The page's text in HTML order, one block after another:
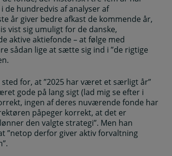
de hundredvis af analyser af
år giver bedre afkast de kommende år,
vist sig umuligt for de danske,
aktive aktiefonde – at følge med
sådan lige at sætte sig ind i ”de rigtige
for, at ”2025 har været et særligt år”
gode på lang sigt (lad mig se efter i
ingen af deres nuværende fonde har
påpeger korrekt, at det er
den valgte strategi”. Men han
”netop derfor giver aktiv forvaltning